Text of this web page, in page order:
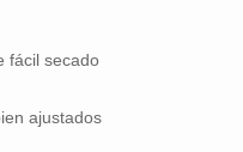
fácil secado
ajustados